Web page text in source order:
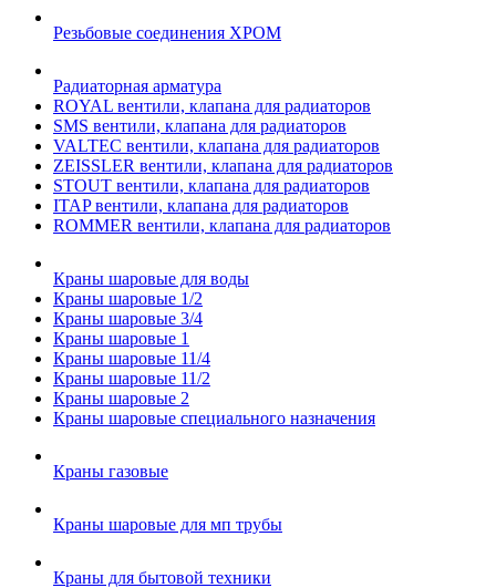
Резьбовые соединения ХРОМ
Радиаторная арматура
ROYAL вентили, клапана для радиаторов
SMS вентили, клапана для радиаторов
VALTEC вентили, клапана для радиаторов
ZEISSLER вентили, клапана для радиаторов
STOUT вентили, клапана для радиаторов
ITAP вентили, клапана для радиаторов
ROMMER вентили, клапана для радиаторов
Краны шаровые для воды
Краны шаровые 1/2
Краны шаровые 3/4
Краны шаровые 1
Краны шаровые 11/4
Краны шаровые 11/2
Краны шаровые 2
Краны шаровые специального назначения
Краны газовые
Краны шаровые для мп трубы
Краны для бытовой техники